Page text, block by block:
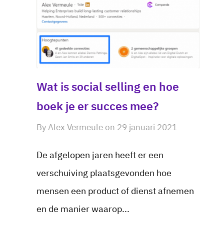
Wat is social selling en hoe
boek je er succes mee?
ByAlex Vermeule on 29 januari 2021
De afgelopen jaren heeft er een
verschuiving plaatsgevonden hoe
mensen een product of dienst afnemen
en de manier waarop...